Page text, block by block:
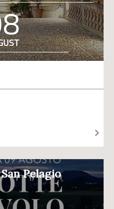
Pelagio